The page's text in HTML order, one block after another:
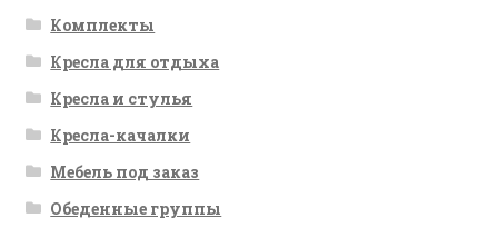
Комплекты
Кресла для отдыха
Кресла и стулья
Кресла-качалки
Мебель под заказ
Обеденные группы